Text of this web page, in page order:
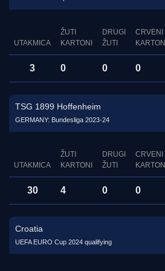
UTAKMICA
ŽUTI
KARTONI
DRUGI
ŽUTI
CRVENI
KARTON
3 0 0 0
TSG 1899 Hoffenheim
GERMANY: Bundesliga 2023-24
UTAKMICA
ŽUTI
KARTONI
DRUGI
ŽUTI
CRVENI
KARTON
30 4 0 0
Croatia
UEFA EURO Cup 2024 qualifying